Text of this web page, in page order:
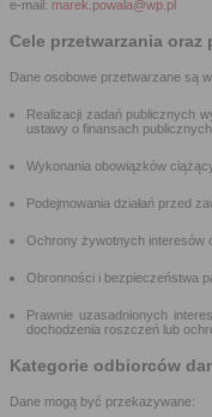
e-mail: marek.powala@wp.pl
Cele przetwarzania oraz
Dane osobowe przetwarzane są
Realizacji zadań publicznych
ustawy o finansach
Wykonania obowiązków
Podejmowania działań przed
Ochrony żywotnych interesów
Obronności i bezpieczeństwa
Prawnie uzasadnionych
dochodzenia roszczeń lub
Kategorie odbiorców
Dane mogą być przekazywane: